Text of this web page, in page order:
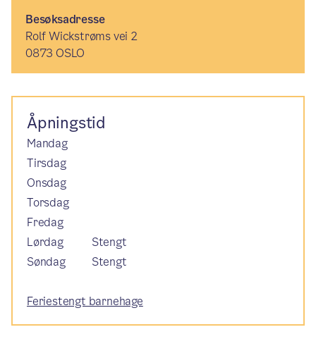
Besøksadresse
Rolf Wickstrøms vei 2
0873 OSLO
Åpningstid
Mandag
Tirsdag
Onsdag
Torsdag
Fredag
Lørdag
Stengt
Søndag
Stengt
Feriestengt barnehage